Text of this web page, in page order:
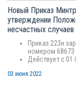
Новый Приказ
утверждении
несчастных случаев
Приказ 223н
номером 68673
Действует с
03 июня 2022